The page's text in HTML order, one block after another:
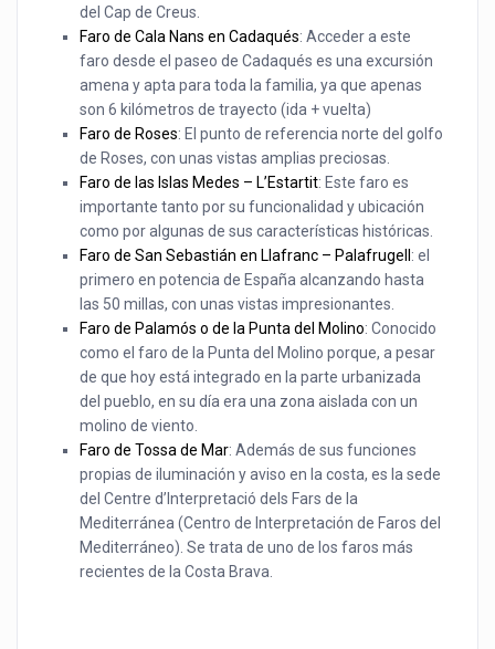
del Cap de Creus.
Faro de Cala Nans en Cadaqués: Acceder a este
faro desde el paseo de Cadaqués es una excursión
amena y apta para toda la familia, ya que apenas
son 6 kilómetros de trayecto (ida + vuelta)
Faro de Roses: El punto de referencia norte del golfo
de Roses, con unas vistas amplias preciosas.
Faro de las Islas Medes – L’Estartit: Este faro es
importante tanto por su funcionalidad y ubicación
como por algunas de sus características históricas.
Faro de San Sebastián en Llafranc – Palafrugell : el
primero en potencia de España alcanzando hasta
las 50 millas, con unas vistas impresionantes.
Faro de Palamós o de la Punta del Molino: Conocido
como el faro de la Punta del Molino porque, a pesar
de que hoy está integrado en la parte urbanizada
del pueblo, en su día era una zona aislada con un
molino de viento.
Faro de Tossa de Mar: Además de sus funciones
propias de iluminación y aviso en la costa, es la sede
del Centre d’Interpretació dels Fars de la
Mediterránea (Centro de Interpretación de Faros del
Mediterráneo). Se trata de uno de los faros más
recientes de la Costa Brava.